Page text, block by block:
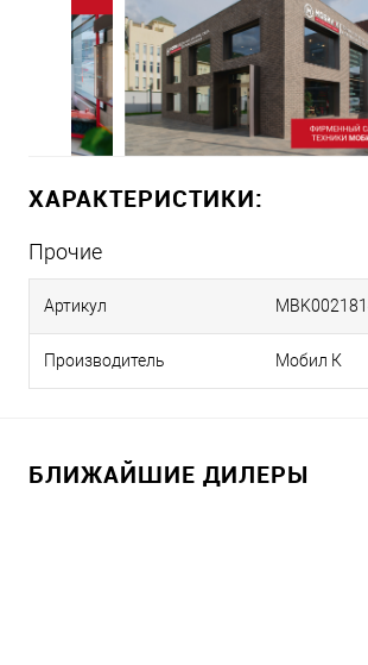
ХАРАКТЕРИСТИКИ:
Прочие
Артикул
Производитель Мобил К
БЛИЖАЙШИЕ ДИЛЕРЫ